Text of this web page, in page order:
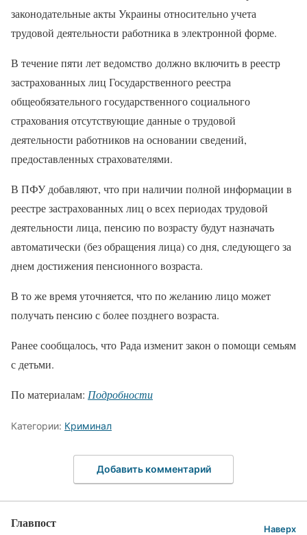
законодательные акты Украины относительно учета
трудовой деятельности работника в электронной форме.
В течение пяти лет ведомство должно включить в реестр
застрахованных лиц Государственного реестра
общеобязательного государственного социального
страхования отсутствующие данные о трудовой
деятельности работников на основании сведений,
предоставленных страхователями.
В ПФУ добавляют, что при наличии полной информации в
реестре застрахованных лиц о всех периодах трудовой
деятельности лица, пенсию по возрасту будут назначать
автоматически (без обращения лица) со дня, следующего за
днем ​​достижения пенсионного возраста.
В то же время уточняется, что по желанию лицо может
получать пенсию с более позднего возраста.
Ранее сообщалось, что Рада изменит закон о помощи семьям
с детьми.
По материалам: Подробности
Категории: Криминал
Добавить комментарий
Главпост Наверх